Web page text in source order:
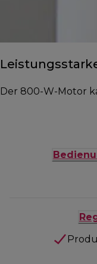
Der 800-W-Motor